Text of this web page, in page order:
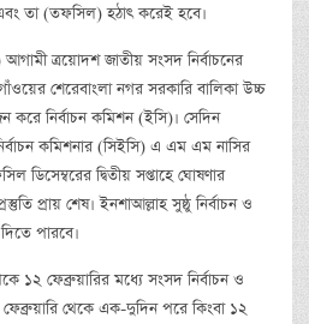
তা (তফসিল) হঠাৎ করেই হবে।
ত্রয়োদশ জাতীয় সংসদ নির্বাচনের
শেরেবাংলা নগর সরকারি বালিকা উচ্চ
নির্বাচন কমিশন (ইসি)। সেদিন
কমিশনার (সিইসি) এ এম এম নাসির
ডিসেম্বরের দ্বিতীয় সপ্তাহে ঘোষণার
প্রায় শেষ। ইনশাআল্লাহ সুষ্ঠু নির্বাচন ও
পারবে।
১২ ফেব্রুয়ারির মধ্যে সংসদ নির্বাচন ও
থেকে এক-দুদিন পরে কিংবা ১২